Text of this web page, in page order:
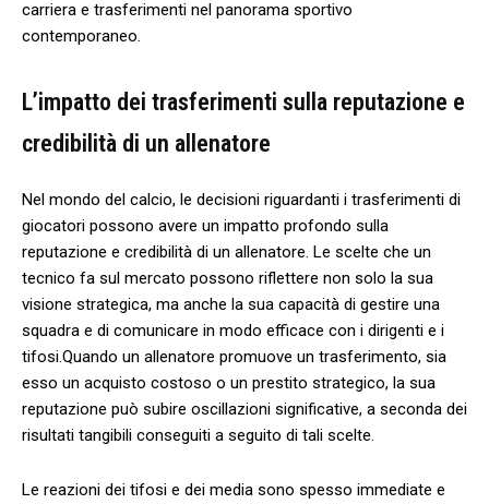
carriera e trasferimenti nel panorama sportivo
contemporaneo.
L’impatto dei trasferimenti⁤ sulla reputazione e
credibilità di un allenatore
Nel mondo⁢ del calcio, le decisioni ‌riguardanti i trasferimenti di
giocatori possono avere‌ un impatto profondo sulla
reputazione e credibilità di un allenatore. ⁢Le scelte che un
tecnico fa sul mercato ‍possono riflettere non solo la sua
visione strategica, ma anche la sua capacità di gestire una
squadra⁢ e di comunicare in modo efficace con i dirigenti e i
tifosi.Quando un allenatore promuove un trasferimento, sia
esso un acquisto costoso⁣ o un prestito strategico, la sua
reputazione⁤ può subire oscillazioni significative, a seconda dei
risultati tangibili conseguiti a seguito​ di tali scelte.
Le‌ reazioni dei tifosi e dei ​media sono spesso immediate e⁢